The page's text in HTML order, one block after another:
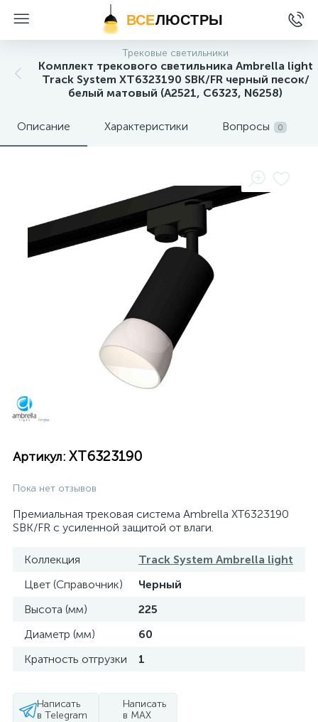
ВСЕЛЮСТРЫ
Трековые светильники
Комплект трекового светильника Ambrella light
Track System XT6323190 SBK/FR черный песок/
белый матовый (A2521, C6323, N6258)
Описание Характеристики Вопросы 0
Артикул: XT6323190
Пока нет отзывов
Премиальная трековая система Ambrella XT6323190
SBK/FR с усиленной защитой от влаги.
Коллекция
Track System Ambrella light
Цвет (Справочник)
Черный
Высота (мм)
225
Диаметр (мм)
60
Кратность отгрузки
1
Написать
в Telegram
Написать
в MAX